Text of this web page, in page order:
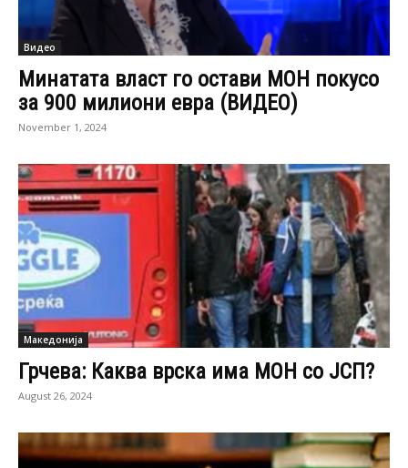
Видео
Минатата власт го остави МОН покусо
за 900 милиони евра (ВИДЕО)
November 1, 2024
Македонија
Грчева: Каква врска има МОН со ЈСП?
August 26, 2024